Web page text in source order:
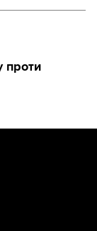
проти